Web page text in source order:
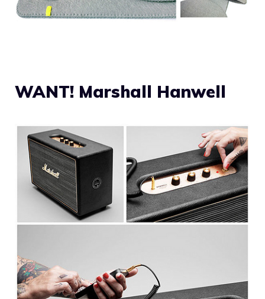
WANT! Marshall Hanwell